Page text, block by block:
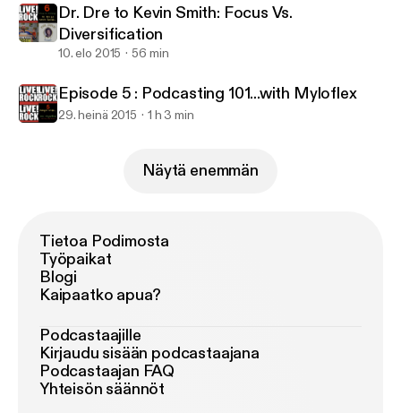
Dr. Dre to Kevin Smith: Focus Vs.
Diversification
10. elo 2015 56 min
Episode 5 : Podcasting 101...with Myloflex
29. heinä 2015 1 h 3 min
Näytä enemmän
Tietoa Podimosta
Työpaikat
Blogi
Kaipaatko apua?
Podcastaajille
Kirjaudu sisään podcastaajana
Podcastaajan FAQ
Yhteisön säännöt